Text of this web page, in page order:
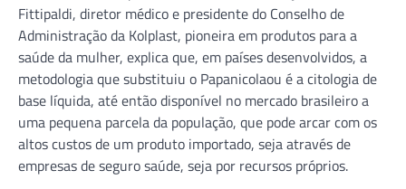
Fittipaldi, diretor médico e presidente do Conselho de
Administração da Kolplast, pioneira em produtos para a
saúde da mulher, explica que, em países desenvolvidos, a
metodologia que substituiu o Papanicolaou é a citologia de
base líquida, até então disponível no mercado brasileiro a
uma pequena parcela da população, que pode arcar com os
altos custos de um produto importado, seja através de
empresas de seguro saúde, seja por recursos próprios.